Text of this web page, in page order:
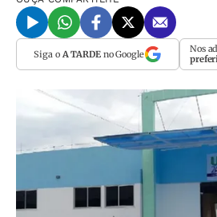
Siga o A TARDEno Google Nos